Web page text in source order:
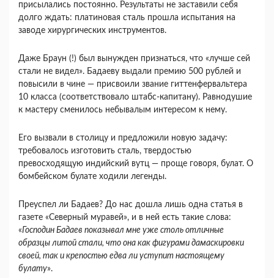
присылались постоянно. Результаты не заставили себя
долго ждать: платиновая сталь прошла испытания на
заводе хирургических инструментов.
Даже Браун (!) был вынужден признаться, что «лучше сей
стали не видел». Бадаеву выдали премию 500 рублей и
повысили в чине — присвоили звание гиттенфервальтера
10 класса (соответствовало штабс-капитану). Равнодушие
к мастеру сменилось небывалым интересом к нему.
Его вызвали в столицу и предложили новую задачу:
требовалось изготовить сталь, твердостью
превосходящую индийский вутц — проще говоря, булат. О
бомбейском булате ходили легенды.
Преуспел ли Бадаев? До нас дошла лишь одна статья в
газете «Северный муравей», и в ней есть такие слова:
«Господин Бадаев показывал мне уже столь отличные
образцы литой стали, что она как фигурами дамаскировки
своей, так и крепостью едва ли уступит настоящему
булату».